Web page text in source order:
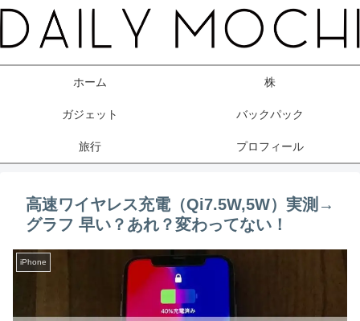
ホーム 株
ガジェット バックパック
旅行 プロフィール
高速ワイヤレス充電（Qi7.5W,5W）実測→
グラフ 早い？あれ？変わってない！
iPhone